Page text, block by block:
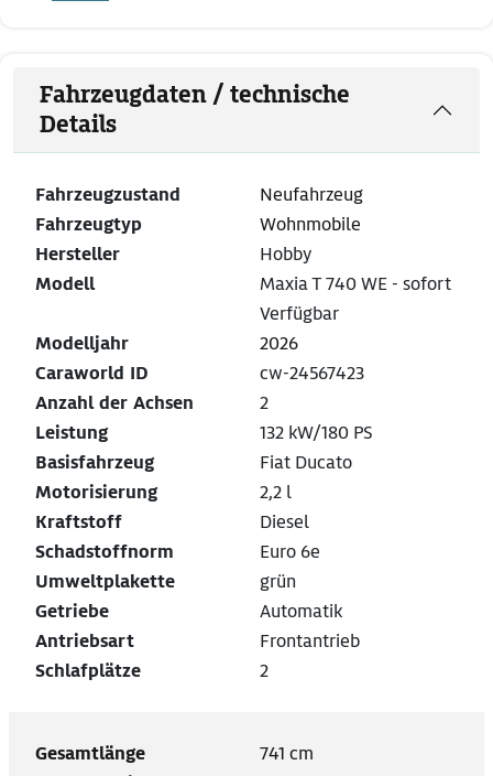
Fahrzeugdaten / technische
Details
Fahrzeugzustand
Neufahrzeug
Fahrzeugtyp
Wohnmobile
Hersteller
Hobby
Modell
Maxia T 740 WE - sofort
Verfügbar
Modelljahr
2026
Caraworld ID
cw-24567423
Anzahl der Achsen
2
Leistung
132 kW/180 PS
Basisfahrzeug
Fiat Ducato
Motorisierung
2,2 l
Kraftstoff
Diesel
Schadstoffnorm
Euro 6e
Umweltplakette
grün
Getriebe
Automatik
Antriebsart
Frontantrieb
Schlafplätze
2
Gesamtlänge
741 cm